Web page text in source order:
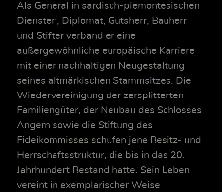
Als General in sardisch-piemontesischen
Diensten, Diplomat, Gutsherr, Bauherr
und Stifter verband er eine
außergewöhnliche europäische Karriere
mit einer nachhaltigen Neugestaltung
seines altmärkischen Stammsitzes. Die
Wiedervereinigung der zersplitterten
Familiengüter, der Neubau des Schlosses
Angern sowie die Stiftung des
Fideikommisses schufen jene Besitz- und
Herrschaftsstruktur, die bis in das 20.
Jahrhundert Bestand hatte. Sein Leben
vereint in exemplarischer Weise